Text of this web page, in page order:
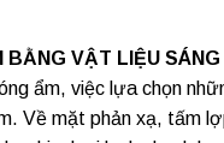
BẰNG VẬT LIỆU SÁNG
ẩm, việc lựa chọn
Về mặt phản xạ, tấm